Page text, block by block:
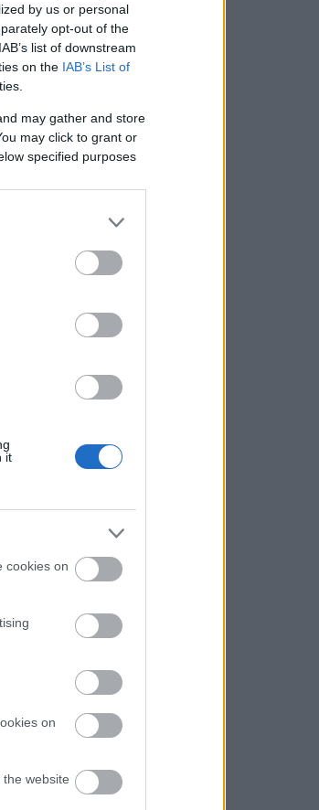
by us or personal
opt-out of the
list of downstream
on the IAB’s List of
may gather and store
may click to grant or
specified purposes
it
cookies on
on
website
Kollégák
Borwerk
Jancis Robinson
Pécsi borozó
TáncolóMedve
Vinography
Barátilag
Food Police
Kézművesborok
Kistücsök
Radovin
Rambo, a szőlősgazda
Szindbádék
IndaPass